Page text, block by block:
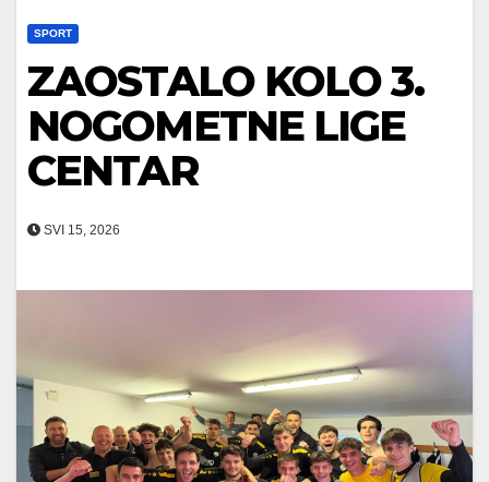
SPORT
ZAOSTALO KOLO 3.
NOGOMETNE LIGE
CENTAR
SVI 15, 2026